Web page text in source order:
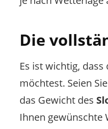
Die
Es ist wichtig,
möchtest. Seien
das Gewicht des
Ihnen gewünschte